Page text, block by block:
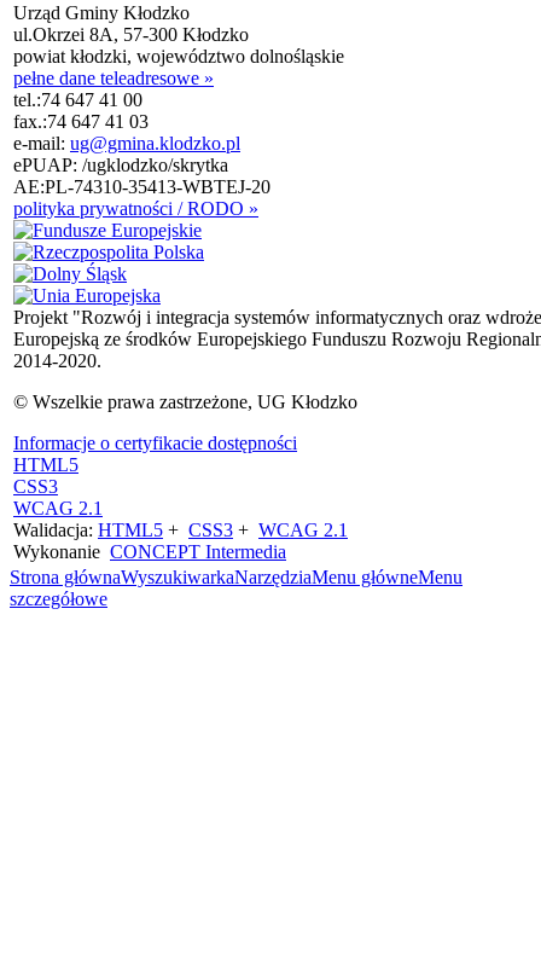
Urząd Gminy Kłodzko
ul.Okrzei 8A, 57-300 Kłodzko
powiat kłodzki, województwo dolnośląskie
pełne dane teleadresowe »
tel.:74 647 41 00
fax.:74 647 41 03
e-mail: ug@gmina.klodzko.pl
ePUAP: /ugklodzko/skrytka
AE:PL-74310-35413-WBTEJ-20
polityka prywatności / RODO »
Projekt "Rozwój i integracja systemów informatycznych oraz
Europejską ze środków Europejskiego Funduszu Rozwoju
2014-2020.
© Wszelkie prawa zastrzeżone, UG Kłodzko
Informacje o certyfikacie dostępności
HTML5
CSS3
WCAG 2.1
Walidacja: HTML5 + CSS3 + WCAG 2.1
Wykonanie CONCEPT Intermedia
Strona głównaWyszukiwarkaNarzędziaMenu główneMenu
szczegółowe